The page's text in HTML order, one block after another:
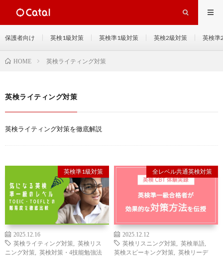
保護者向け 英検1級対策 英検準1級対策 英検2級対策 英検準
HOME 英検ライティング対策
英検ライティング対策
英検ライティング対策を徹底解説
英検準1級対策
2025.12.16
英検ライティング対策
英検リス
ニング対策
英検対策・4技能勉強法
全レベル共通英検対策
2025.12.12
英検リスニング対策
英検単語
英検スピーキング対策
英検リーデ